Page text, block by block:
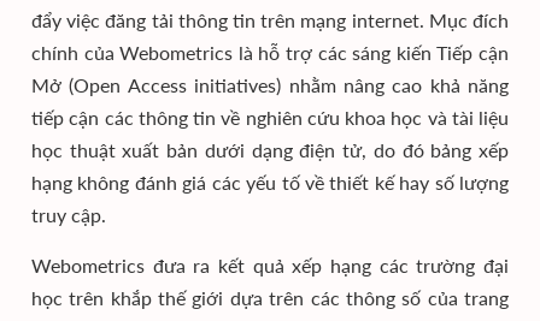
đẩy việc đăng tải thông tin trên mạng internet. Mục đích
chính của Webometrics là hỗ trợ các sáng kiến Tiếp cận
Mở (Open Access initiatives) nhằm nâng cao khả năng
tiếp cận các thông tin về nghiên cứu khoa học và tài liệu
học thuật xuất bản dưới dạng điện tử, do đó bảng xếp
hạng không đánh giá các yếu tố về thiết kế hay số lượng
truy cập.
Webometrics đưa ra kết quả xếp hạng các trường đại
học trên khắp thế giới dựa trên các thông số của trang